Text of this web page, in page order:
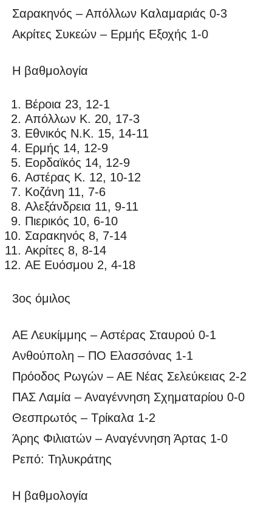
Σαρακηνός – Απόλλων Καλαμαριάς 0-3
Ακρίτες Συκεών – Ερμής Εξοχής 1-0
Η βαθμολογία
Βέροια 23, 12-1
Απόλλων Κ. 20, 17-3
Εθνικός Ν.Κ. 15, 14-11
Ερμής 14, 12-9
Εορδαϊκός 14, 12-9
Αστέρας Κ. 12, 10-12
Κοζάνη 11, 7-6
Αλεξάνδρεια 11, 9-11
Πιερικός 10, 6-10
Σαρακηνός 8, 7-14
Ακρίτες 8, 8-14
ΑΕ Ευόσμου 2, 4-18
3ος όμιλος
ΑΕ Λευκίμμης – Αστέρας Σταυρού 0-1
Ανθούπολη – ΠΟ Ελασσόνας 1-1
Πρόοδος Ρωγών – ΑΕ Νέας Σελεύκειας 2-2
ΠΑΣ Λαμία – Αναγέννηση Σχηματαρίου 0-0
Θεσπρωτός – Τρίκαλα 1-2
Άρης Φιλιατών – Αναγέννηση Άρτας 1-0
Ρεπό: Τηλυκράτης
Η βαθμολογία